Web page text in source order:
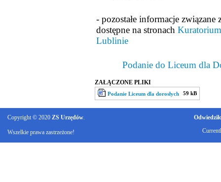
- pozostałe informacje związane
dostępne na stronach
Lublinie
Podanie do Liceum dla
ZAŁĄCZONE PLIKI
Podanie Liceum dla dorosłych 59 kB
Copyright © 2020 ZS Urzędów.
Wszelkie prawa zastrzeżone!